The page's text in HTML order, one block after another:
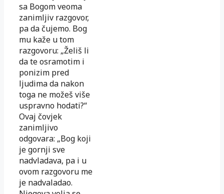
sa Bogom veoma
zanimljiv razgovor,
pa da čujemo. Bog
mu kaže u tom
razgovoru: „Želiš li
da te osramotim i
ponizim pred
ljudima da nakon
toga ne možeš više
uspravno hodati?“
Ovaj čovjek
zanimljivo
odgovara: „Bog koji
je gornji sve
nadvladava, pa i u
ovom razgovoru me
je nadvaladao.